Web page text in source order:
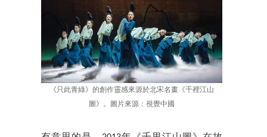
《只此青綠》的創作靈感來源於北宋名畫《千裡江山
圖》。圖片來源：視覺中國